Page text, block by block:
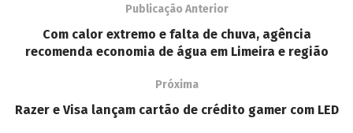
Publicação Anterior
Com calor extremo e falta de chuva, agência
recomenda economia de água em Limeira e região
Próxima
Razer e Visa lançam cartão de crédito gamer com LED